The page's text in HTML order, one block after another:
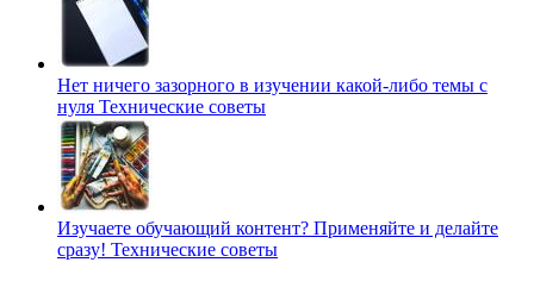
Нет ничего зазорного в изучении какой-либо темы с
нуля Технические советы
Изучаете обучающий контент? Применяйте и делайте
сразу! Технические советы